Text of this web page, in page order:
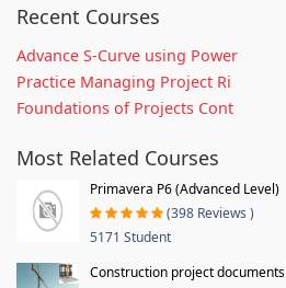
Recent Courses
Advance S-Curve using Power
Practice Managing Project Ri
Foundations of Projects Cont
Most Related Courses
Primavera P6 (Advanced Level)
(398 Reviews )
5171 Student
Construction project documents